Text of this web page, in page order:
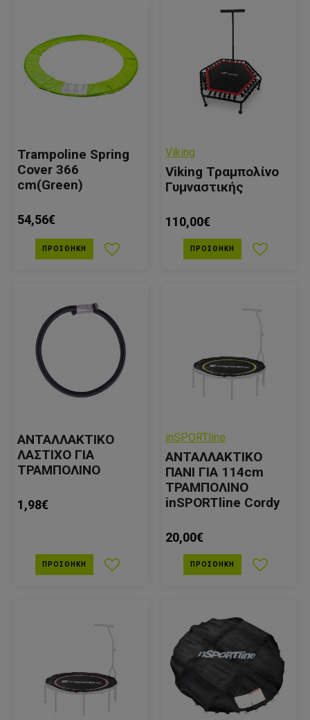
Trampoline Spring
Cover 366
cm(Green)
54,56€
ΠΡΟΣΘΉΚΗ
Viking
Viking Τραμπολίνο
Γυμναστικής
110,00€
ΠΡΟΣΘΉΚΗ
ΑΝΤΑΛΛΑΚΤΙΚΟ
ΛΑΣΤΙΧΟ ΓΙΑ
ΤΡΑΜΠΟΛΙΝΟ
1,98€
ΠΡΟΣΘΉΚΗ
inSPORTline
ΑΝΤΑΛΛΑΚΤΙΚΟ
ΠΑΝΙ ΓΙΑ 114cm
ΤΡΑΜΠΟΛΙΝΟ
inSPORTline Cordy
20,00€
ΠΡΟΣΘΉΚΗ